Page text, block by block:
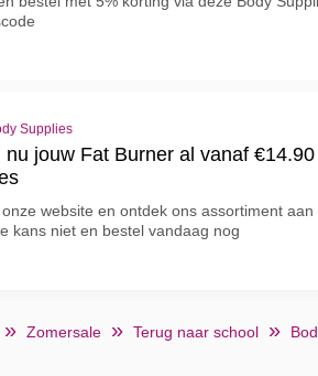
Supplies
nu jouw Fat Burner al vanaf
website en ontdek ons assortiment aan
kans niet en bestel vandaag nog
Zomersale Terug naar school